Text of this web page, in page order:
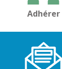
Adhérer